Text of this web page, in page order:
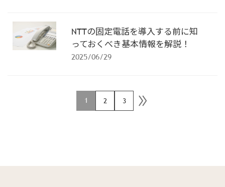
NTTの固定電話を導入する前に知
っておくべき基本情報を解説！
2025/06/29
1 2 3